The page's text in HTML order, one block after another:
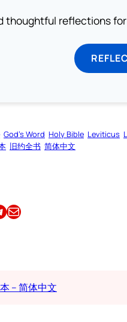
thoughtful reflections
God’s Word Holy Bible Leviticus
旧约全书 简体中文
Email this Article
– 简体中文